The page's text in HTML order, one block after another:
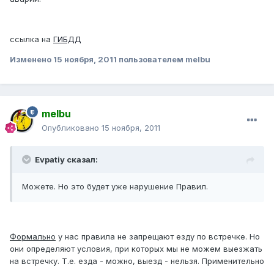
ссылка на ГИБДД
Изменено 15 ноября, 2011 пользователем melbu
melbu
Опубликовано 15 ноября, 2011
Evpatiy сказал:
Можете. Но это будет уже нарушение Правил.
Формально у нас правила не запрещают езду по встречке. Но
они определяют условия, при которых мы не можем выезжать
на встречку. Т.е. езда - можно, выезд - нельзя. Применительно